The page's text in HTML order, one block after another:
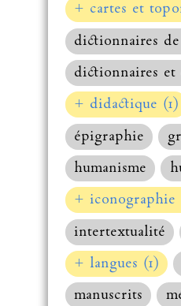
+ cartes et
dictionnaires
dictionnaires et
+ didactique (1)
épigraphie
humanisme
+ iconographie
intertextualité
+ langues (1)
manuscrits